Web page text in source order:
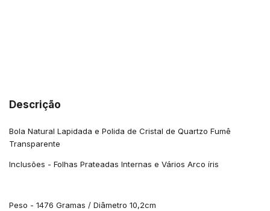
Descrição
Bola Natural Lapidada e Polida de Cristal de Quartzo Fumê
Transparente
Inclusões - Folhas Prateadas Internas e Vários Arco íris
Peso - 1476 Gramas / Diâmetro 10,2cm